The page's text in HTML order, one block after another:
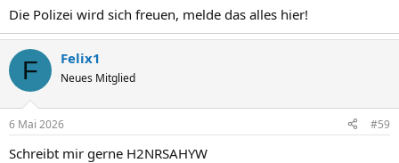
Die Polizei wird sich freuen, melde das alles hier!
F Felix1
Neues Mitglied
6 Mai 2026 #59
Schreibt mir gerne H2NRSAHYW